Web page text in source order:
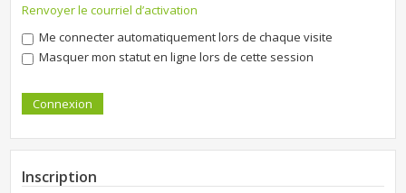
Renvoyer le courriel d’activation
Me connecter automatiquement lors de chaque visite
Masquer mon statut en ligne lors de cette session
Inscription